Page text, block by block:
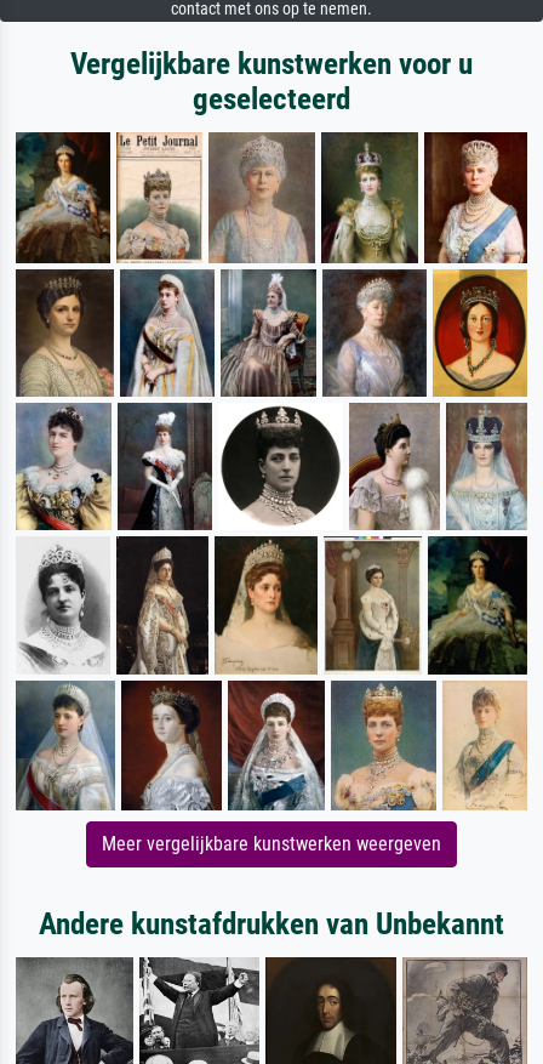
contact met ons op te nemen.
Vergelijkbare kunstwerken voor u
geselecteerd
Meer vergelijkbare kunstwerken weergeven
Andere kunstafdrukken van Unbekannt